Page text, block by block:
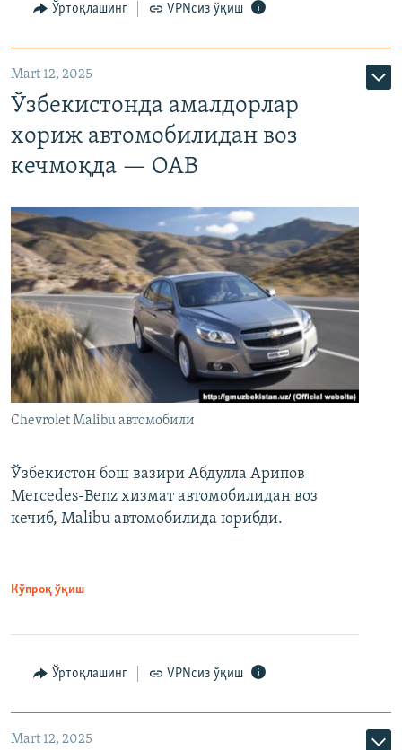
Ўртоқлашинг VPNсиз ўқиш
Mart 12, 2025
Ўзбекистонда амалдорлар
хориж автомобилидан воз
кечмоқда — ОАВ
Chevrolet Malibu автомобили
Ўзбекистон бош вазири Абдулла Арипов
Mercedes-Benz хизмат автомобилидан воз
кечиб, Malibu автомобилида юрибди.
Кўпроқ ўқиш
Ўртоқлашинг VPNсиз ўқиш
Mart 12, 2025